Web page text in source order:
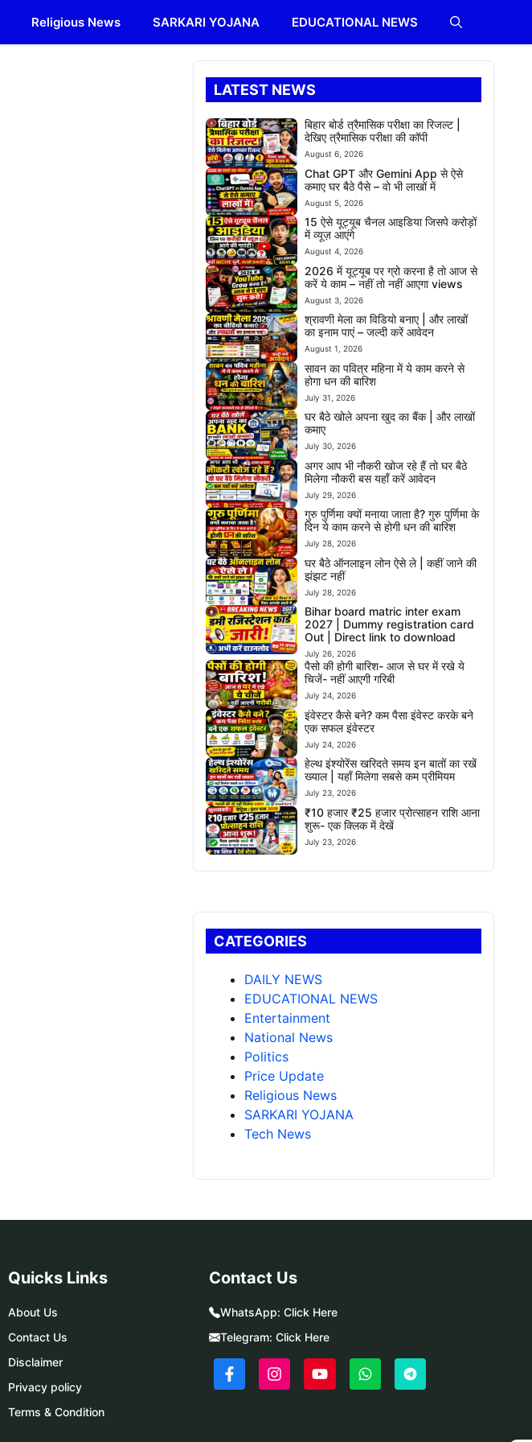
Religious News SARKARI YOJANA EDUCATIONAL NEWS
LATEST NEWS
बिहार बोर्ड त्रैमासिक परीक्षा का रिजल्ट |
देखिए त्रैमासिक परीक्षा की कॉपी
August 6, 2026
Chat GPT और Gemini App से ऐसे
कमाए घर बैठे पैसे – वो भी लाखों में
August 5, 2026
15 ऐसे यूट्यूब चैनल आइडिया जिसपे करोड़ों
में व्यूज़ आएंगे
August 4, 2026
2026 में यूट्यूब पर ग्रो करना है तो आज से
करें ये काम – नहीं तो नहीं आएगा views
August 3, 2026
श्रावणी मेला का विडियो बनाए | और लाखों
का इनाम पाएं – जल्दी करें आवेदन
August 1, 2026
सावन का पवित्र महिना में ये काम करने से
होगा धन की बारिश
July 31, 2026
घर बैठे खोले अपना खुद का बैंक | और लाखों
कमाए
July 30, 2026
अगर आप भी नौकरी खोज रहे हैं तो घर बैठे
मिलेगा नौकरी बस यहाँ करें आवेदन
July 29, 2026
गुरु पुर्णिमा क्यों मनाया जाता है? गुरु पुर्णिमा के
दिन ये काम करने से होगी धन की बारिश
July 28, 2026
घर बैठे ऑनलाइन लोन ऐसे ले | कहीं जाने की
झंझट नहीं
July 28, 2026
Bihar board matric inter exam
2027 | Dummy registration card
Out | Direct link to download
July 26, 2026
पैसो की होगी बारिश- आज से घर में रखे ये
चिजें- नहीं आएगी गरिबी
July 24, 2026
इंवेस्टर कैसे बने? कम पैसा इंवेस्ट करके बने
एक सफल इंवेस्टर
July 24, 2026
हेल्थ इंश्योरेंस खरिदते समय इन बातों का रखें
ख्याल | यहाँ मिलेगा सबसे कम प्रीमियम
July 23, 2026
₹10 हजार ₹25 हजार प्रोत्साहन राशि आना
शुरू- एक क्लिक में देखें
July 23, 2026
CATEGORIES
DAILY NEWS
EDUCATIONAL NEWS
Entertainment
National News
Politics
Price Update
Religious News
SARKARI YOJANA
Tech News
Quicks Links
About Us
Contact Us
Disclaimer
Privacy policy
Terms & Condition
Contact Us
WhatsApp: Click Here
Telegram: Click Here